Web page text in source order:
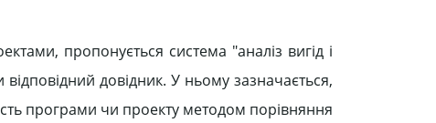
пропонується система "аналіз вигід і
довідник. У ньому зазначається,
програми чи проекту методом порівняння